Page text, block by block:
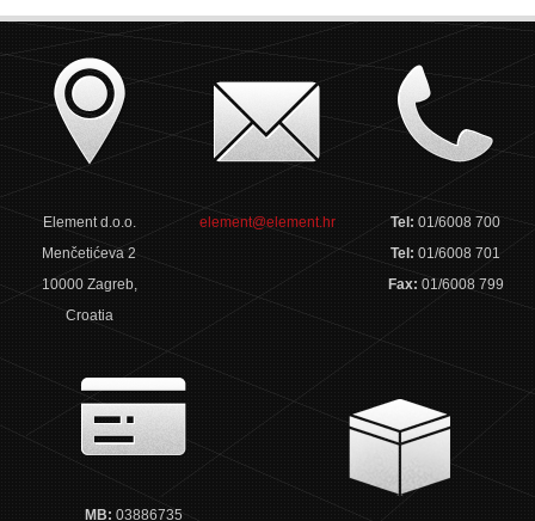
Element d.o.o.
Menčetićeva 2
10000 Zagreb,
Croatia
element@element.hr Tel:01/6008 700
Tel:01/6008 701
Fax: 01/6008 799
MB: 03886735